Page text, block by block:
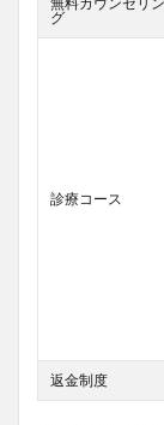
グ
診療コース
返金制度